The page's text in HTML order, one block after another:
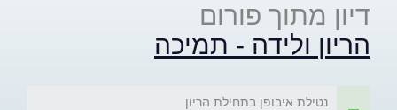
דיון מתוך פורום
הריון ולידה - תמיכה
נטילת איבופן בתחילת הריון